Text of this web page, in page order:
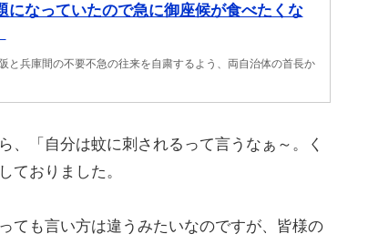
になっていたので急に御座候が食べたくな
と兵庫間の不要不急の往来を自粛するよう、両自治体の首長か
、「自分は蚊に刺されるって言うなぁ～。く
ておりました。
ても言い方は違うみたいなのですが、皆様の